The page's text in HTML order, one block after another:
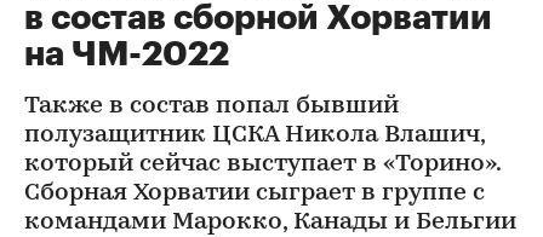
в состав сборной Хорватии
на ЧМ-2022
Также в состав попал бывший
полузащитник ЦСКА Никола Влашич,
который сейчас выступает в «Торино».
Сборная Хорватии сыграет в группе с
командами Марокко, Канады и Бельгии